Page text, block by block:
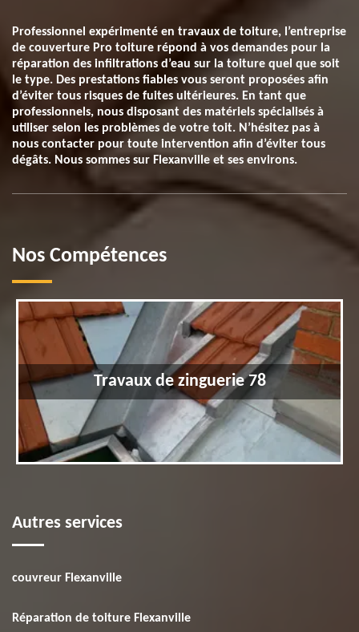
Professionnel expérimenté en travaux de toiture, l’entreprise
de couverture Pro toiture répond à vos demandes pour la
réparation des infiltrations d’eau sur la toiture quel que soit
le type. Des prestations fiables vous seront proposées afin
d’éviter tous risques de fuites ultérieures. En tant que
professionnels, nous disposant des matériels spécialisés à
utiliser selon les problèmes de votre toit. N’hésitez pas à
nous contacter pour toute intervention afin d’éviter tous
dégâts. Nous sommes sur Flexanville et ses environs.
Nos Compétences
Travaux de zinguerie 78
Autres services
couvreur Flexanville
Réparation de toiture Flexanville